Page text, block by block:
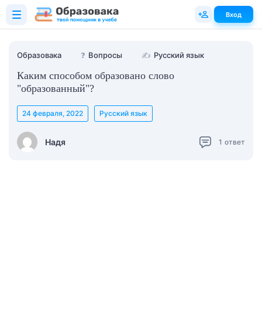
Образовака ❓ Вопросы ✍ Русский язык
Каким способом образовано слово
"образованный"?
Надя
24 февраля, 2022 Русский язык
1 ответ
Вход